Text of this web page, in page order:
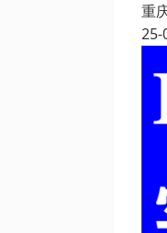
重
25-